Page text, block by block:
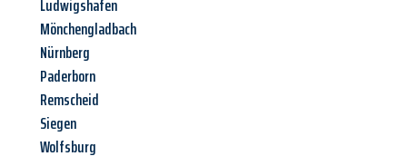
Ludwigshafen
Mönchengladbach
Nürnberg
Paderborn
Remscheid
Siegen
Wolfsburg